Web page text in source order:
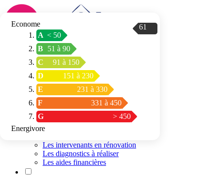
Connexion / Inscription
Trouver mon
espace conseil
Les intervenants en rénovation
Les diagnostics à réaliser
Les aides financières
Econome
A < 50
B 51 à 90
C
91 à 150
D
151 à 230
E
231 à 330
F
331 à 450
G
> 450
61
Energivore